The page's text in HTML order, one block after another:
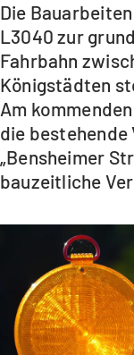
Die
L3040 zur
Fahrbahn
Königstädten
Am
die bestehende
„Bensheimer
bauzeitliche